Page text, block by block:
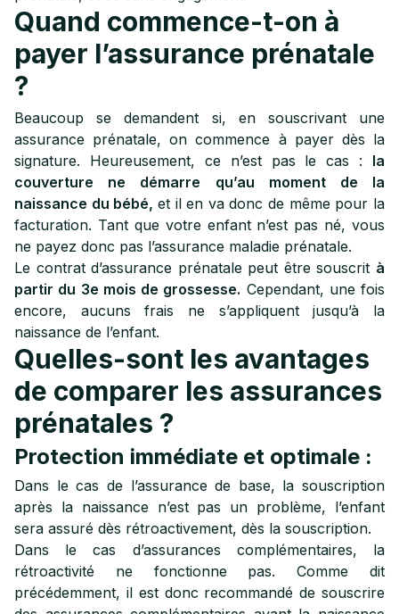
Quand commence-t-on à
payer l’assurance prénatale
?
Beaucoup se demandent si, en souscrivant une
assurance prénatale, on commence à payer dès la
signature. Heureusement, ce n’est pas le cas : la
couverture ne démarre qu’au moment de la
naissance du bébé, et il en va donc de même pour la
facturation. Tant que votre enfant n’est pas né, vous
ne payez donc pas l’assurance maladie prénatale.
Le contrat d’assurance prénatale peut être souscrit à
partir du 3e mois de grossesse. Cependant, une fois
encore, aucuns frais ne s’appliquent jusqu’à la
naissance de l’enfant.
Quelles-sont les avantages
de comparer les assurances
prénatales ?
Protection immédiate et optimale :
Dans le cas de l’assurance de base, la souscription
après la naissance n’est pas un problème, l’enfant
sera assuré dès rétroactivement, dès la souscription.
Dans le cas d’assurances complémentaires, la
rétroactivité ne fonctionne pas. Comme dit
précédemment, il est donc recommandé de souscrire